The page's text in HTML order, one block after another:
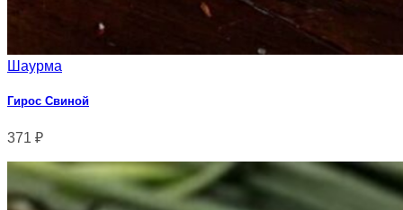
Шаурма
Гирос Свиной
371 ₽